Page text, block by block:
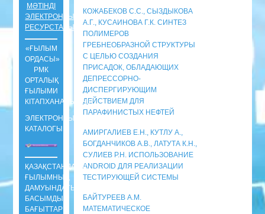
КОЖАБЕКОВ С.С., СЫЗДЫКОВА
А.Г., КУСАИНОВА Г.К. СИНТЕЗ
ПОЛИМЕРОВ
ГРЕБНЕОБРАЗНОЙ СТРУКТУРЫ
С ЦЕЛЬЮ СОЗДАНИЯ
ПРИСАДОК, ОБЛАДАЮЩИХ
ДЕПРЕССОРНО-
ДИСПЕРГИРУЮЩИМ
ДЕЙСТВИЕМ ДЛЯ
ПАРАФИНИСТЫХ НЕФТЕЙ
АМИРГАЛИЕВ Е.Н., КУТЛУ А.,
БОГДАНЧИКОВ А.В., ЛАТУТА К.Н.,
СУЛИЕВ Р.Н. ИСПОЛЬЗОВАНИЕ
ANDROID ДЛЯ РЕАЛИЗАЦИИ
ТЕСТИРУЮЩЕЙ СИСТЕМЫ
БАЙТУРЕЕВ А.М.
МАТЕМАТИЧЕСКОЕ
МӘТІНДІ
ЭЛЕКТРОНДЫҚ
РЕСУРСТАРЫ
«ҒЫЛЫМ
ОРДАСЫ»
РМК
ОРТАЛЫҚ
ҒЫЛЫМИ
КIТАПХАНАСЫНЫҢ
ЭЛЕКТРОНДЫ
КАТАЛОГЫ
ҚАЗАҚСТАНДАҒЫ
ҒЫЛЫМНЫҢ
ДАМУЫНДАҒЫ
БАСЫМДЫ
БАҒЫТТАРЫ